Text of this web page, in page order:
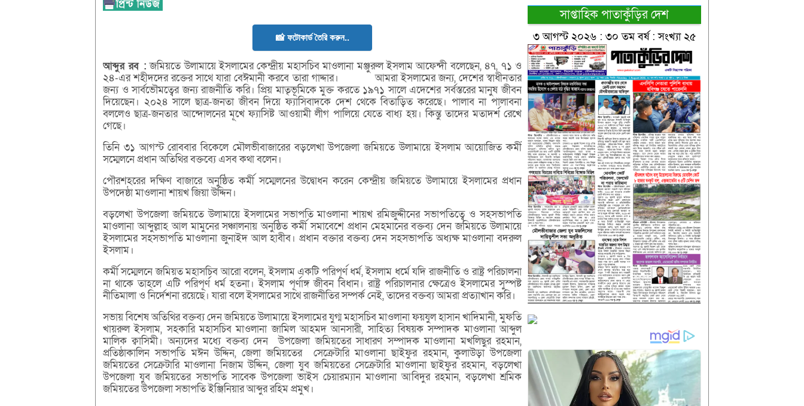
📸 ফটোকার্ড তৈরি করুন..
আব্দুররব : জমিয়তে উলামায়ে ইসলামের কেন্দ্রীয় মহাসচিব মাওলানা মঞ্জুরুল ইসলাম আফেন্দী বলেছেন, ৪৭, ৭১ ও
২৪-এর শহীদদের রক্তের সাথে যারা বেঈমানী করবে তারা গাদ্দার। আমরা ইসলামের জন্য, দেশের স্বাধীনতার
জন্য ও সার্বভৌমত্বের জন্য রাজনীতি করি। প্রিয় মাতৃভূমিকে মুক্ত করতে ১৯৭১ সালে এদেশের সর্বস্তরের মানুষ জীবন
দিয়েছেন। ২০২৪ সালে ছাত্র-জনতা জীবন দিয়ে ফ্যাসিবাদকে দেশ থেকে বিতাড়িত করেছে। পালাব না পালাবনা
বললেও ছাত্র-জনতার আন্দোলনের মূখে ফ্যাসিষ্ট আওয়ামী লীগ পালিয়ে যেতে বাধ্য হয়। কিন্তু তাদের মতাদর্শ রেখে
গেছে।
তিনি ৩১ আগস্ট রোববার বিকেলে মৌলভীবাজারের বড়লেখা উপজেলা জমিয়তে উলামায়ে ইসলাম আয়োজিত কর্মী
সম্মেলনে প্রধান অতিথির বক্তব্যে এসব কথা বলেন।
পৌরশহরের দক্ষিণ বাজারে অনুষ্ঠিত কর্মী সম্মেলনের উদ্বোধন করেন কেন্দ্রীয় জমিয়তে উলামায়ে ইসলামের প্রধান
উপদেষ্ঠা মাওলানা শায়খ জিয়া উদ্দিন।
বড়লেখা উপজেলা জমিয়তে উলামায়ে ইসলামের সভাপতি মাওলানা শায়খ রমিজুদ্দীনের সভাপতিত্বে ও সহসভাপতি
মাওলানা আব্দুল্লাহ আল মামুনের সঞ্চালনায় অনুষ্ঠিত কর্মী সমাবেশে প্রধান মেহমানের বক্তব্য দেন জমিয়তে উলামায়ে
ইসলামের সহসভাপতি মাওলানা জুনাইদ আল হাবীব। প্রধান বক্তার বক্তব্য দেন সহসভাপতি অধ্যক্ষ মাওলানা বদরুল
ইসলাম।
কর্মী সম্মেলনে জমিয়ত মহাসচিব আরো বলেন, ইসলাম একটি পরিপূর্ণ ধর্ম, ইসলাম ধর্মে যদি রাজনীতি ও রাষ্ট্র পরিচালনা
না থাকে তাহলে এটি পরিপূর্ণ ধর্ম হতনা। ইসলাম পূর্ণাঙ্গ জীবন বিধান। রাষ্ট্র পরিচালনার ক্ষেত্রেও ইসলামের সুস্পষ্ট
নীতিমালা ও নির্দেশনা রয়েছে। যারা বলে ইসলামের সাথে রাজনীতির সম্পর্ক নেই, তাদের বক্তব্য আমরা প্রত্যাখান করি।
সভায় বিশেষ অতিথির বক্তব্য দেন জমিয়তে উলামায়ে ইসলামের যুগ্ম মহাসচিব মাওলানা ফয়যুল হাসান খাদিমানী, মুফতি
খায়রুল ইসলাম, সহকারি মহাসচিব মাওলানা জামিল আহমদ আনসারী, সাহিত্য বিষয়ক সম্পাদক মাওলানা আব্দুল
মালিক ক্বাসিমী। অন্যদের মধ্যে বক্তব্য দেন উপজেলা জমিয়তের সাধারণ সম্পাদক মাওলানা মখলিছুর রহমান,
প্রতিষ্ঠাকালিন সভাপতি মঈন উদ্দিন, জেলা জমিয়তের সেক্রেটারি মাওলানা ছাইফুর রহমান, কুলাউড়া উপজেলা
জমিয়তের সেক্রেটারি মাওলানা নিজাম উদ্দিন, জেলা যুব জমিয়তের সেক্রেটারি মাওলানা ছাইফুর রহমান, বড়লেখা
উপজেলা যুব জমিয়তের সভাপতি সাবেক উপজেলা ভাইস চেয়ারম্যান মাওলানা আবিদুর রহমান, বড়লেখা শ্রমিক
জমিয়তের উপজেলা সভাপতি ইঞ্জিনিয়ার আব্দুর রহিম প্রমুখ।
সাপ্তাহিক পাতাকুঁড়ির দেশ
৩ আগস্ট ২০২৬ : ৩০ তম বর্ষ : সংখ্যা ২৫